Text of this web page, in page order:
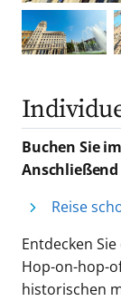
Buchen Sie
Reise
Entdecken
Hop-on-hop-
historischen